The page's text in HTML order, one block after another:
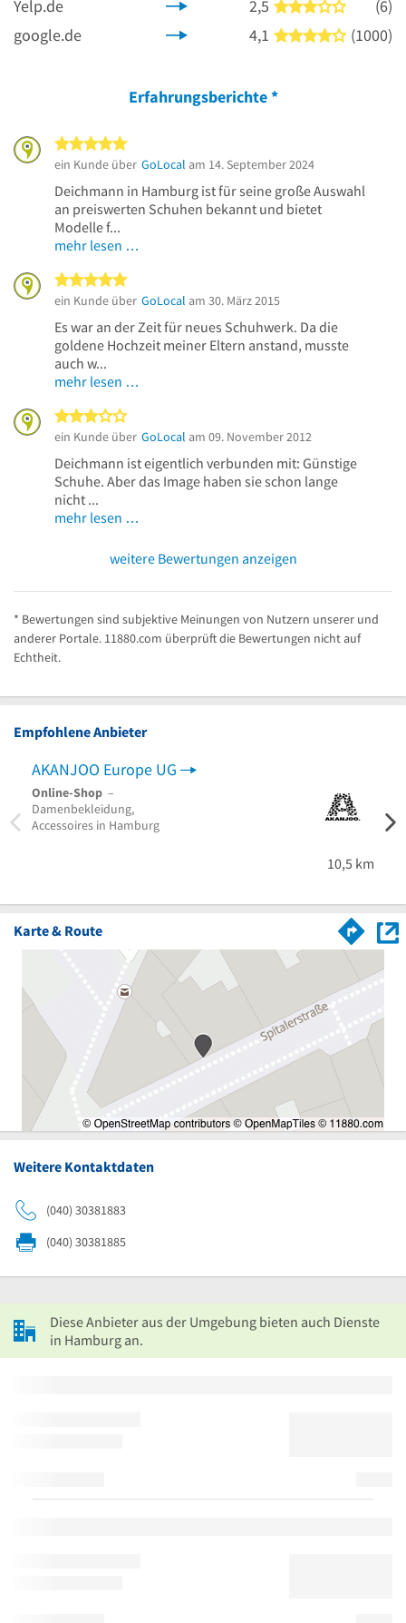
Yelp.de 2,5 3 von 5
(6)
google.de
4,1 4 von 5
(1000)
Erfahrungsberichte*
ein Kunde über GoLocal am 14. September 2024
Deichmann in Hamburg ist für seine große Auswahl
an preiswerten Schuhen bekannt und bietet
Modelle f...
mehr lesen …
ein Kunde über GoLocal am 30. März 2015
Es war an der Zeit für neues Schuhwerk. Da die
goldene Hochzeit meiner Eltern anstand, musste
auch w...
mehr lesen …
ein Kunde über GoLocal am 09. November 2012
Deichmann ist eigentlich verbunden mit: Günstige
Schuhe. Aber das Image haben sie schon lange
nicht ...
mehr lesen …
weitere Bewertungen anzeigen
* Bewertungen sind subjektive Meinungen von Nutzern unserer und
anderer Portale. 11880.com überprüft die Bewertungen nicht auf
Echtheit.
Empfohlene Anbieter
AKANJOO Europe UG
Online-Shop –
Damenbekleidung,
Accessoires in Hamburg
10,5 km
Karte & Route
Weitere Kontaktdaten
(040) 30381883
(040) 30381885
Diese Anbieter aus der Umgebung bieten auch Dienste
in Hamburg an.